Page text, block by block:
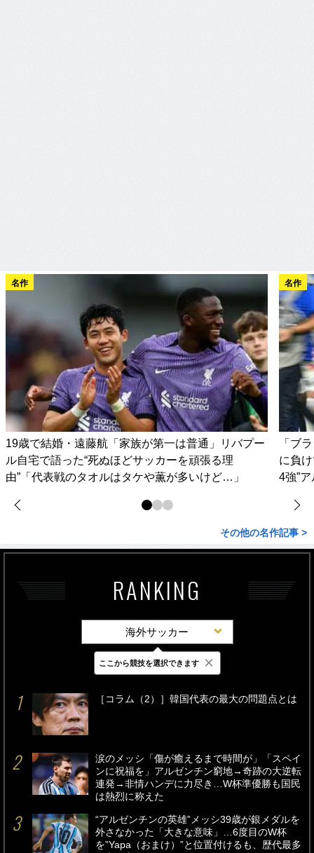
名作
19歳で結婚・遠藤航「家族が第一は普通」リバプー
ル自宅で語った“死ぬほどサッカーを頑張る理
由”「代表戦のタオルはタケや薫が多いけど…」
名作
「ブ
に負
4強”
その他の名作記事 >
RANKING
海外サッカー
最新 24時間 週間
［コラム（2）］韓国代表の最大の問題点とは
涙のメッシ「傷が癒えるまで時間が」「スペイ
ンに祝福を」アルゼンチン窮地→奇跡の大逆転
連発→非情ハンデに力尽き…W杯準優勝も国民
は熱烈に称えた
“アルゼンチンの英雄”メッシ39歳が銀メダルを
外さなかった「大きな意味」…6度目のW杯
を”Yapa（おまけ）”と位置付けるも、歴代最多
ここから競技を選択できます ×